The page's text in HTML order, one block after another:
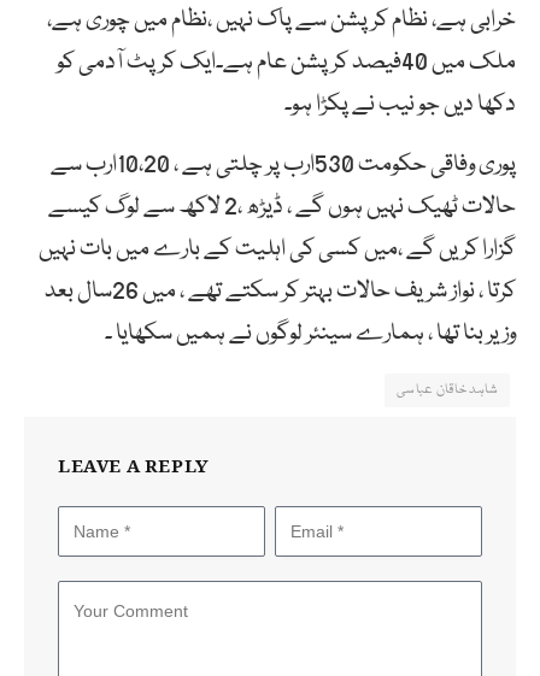
خرابی ہے، نظام کرپشن سے پاک نہیں ،نظام میں چوری ہے،
ملک میں 40فیصد کرپشن عام ہے۔ایک کرپٹ آدمی کو
دکھا دیں جو نیب نے پکڑا ہو۔
پوری وفاقی حکومت 530ارب پر چلتی ہے ، 10،20ارب سے
حالات ٹھیک نہیں ہوں گے ، ڈیڑھ ،2 لاکھ سے لوگ کیسے
گزارا کریں گے ،میں کسی کی اہلیت کے بارے میں بات نہیں
کرتا ، نواز شریف حالات بہتر کر سکتے تھے ، میں 26سال بعد
وزیر بنا تھا ، ہمارے سینئر لوگوں نے ہمیں سکھایا ۔
شاہد خاقان عباسی
LEAVE A REPLY